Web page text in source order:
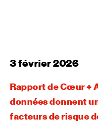
3 février 2026
Rapport de Cœur +
données donnent
facteurs de risque